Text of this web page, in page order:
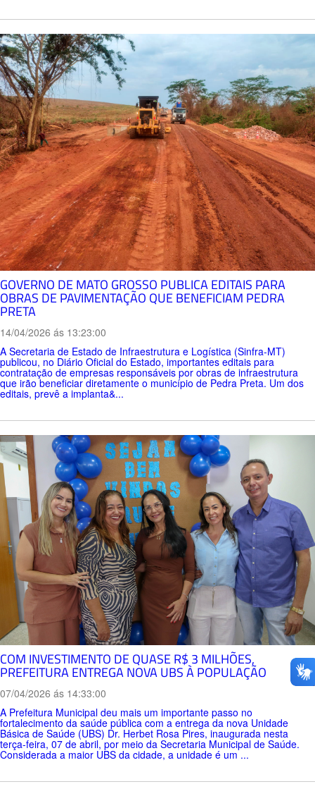
GOVERNO DE MATO GROSSO PUBLICA EDITAIS PARA
OBRAS DE PAVIMENTAÇÃO QUE BENEFICIAM PEDRA
PRETA
14/04/2026 ás 13:23:00
A Secretaria de Estado de Infraestrutura e Logística (Sinfra-MT)
publicou, no Diário Oficial do Estado, importantes editais para
contratação de empresas responsáveis por obras de infraestrutura
que irão beneficiar diretamente o município de Pedra Preta. Um dos
editais, prevê a implanta&...
COM INVESTIMENTO DE QUASE R$ 3 MILHÕES,
PREFEITURA ENTREGA NOVA UBS À POPULAÇÃO
07/04/2026 ás 14:33:00
A Prefeitura Municipal deu mais um importante passo no
fortalecimento da saúde pública com a entrega da nova Unidade
Básica de Saúde (UBS) Dr. Herbet Rosa Pires, inaugurada nesta
terça-feira, 07 de abril, por meio da Secretaria Municipal de Saúde.
Considerada a maior UBS da cidade, a unidade é um ...